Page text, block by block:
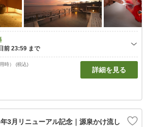
時） (税込)
詳細を見る
年3月リニューアル記念｜源泉かけ流し